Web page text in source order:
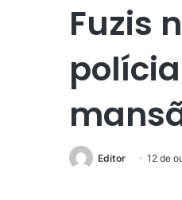
Fuzis
Editor 12 de